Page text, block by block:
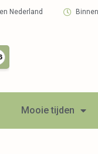
Nederland
Mooie tijden